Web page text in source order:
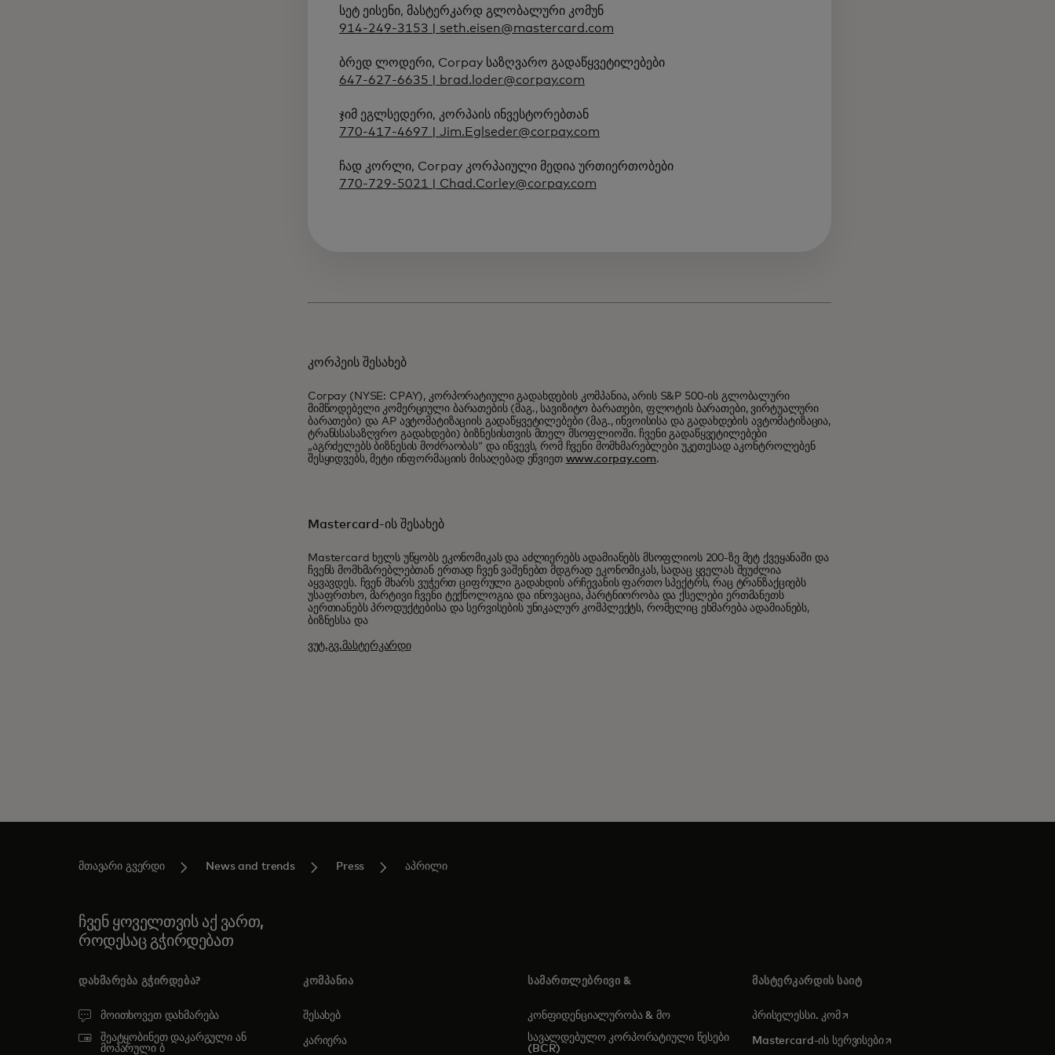
სეტ ეისენი, მასტერკარდ გლობალური კომუნ
914-249-3153 | seth.eisen@mastercard.com
ბრედ ლოდერი, Corpay საზღვარო გადაწყვეტილებები
647-627-6635 | brad.loder@corpay.com
ჯიმ ეგლსედერი, კორპაის ინვესტორებთან
770-417-4697 | Jim.Eglseder@corpay.com
ჩად კორლი, Corpay კორპაიული მედია ურთიერთობები
770-729-5021 | Chad.Corley@corpay.com
კორპეის შესახებ
Corpay (NYSE: CPAY), კორპორატიული გადახდების კომპანია, არის S&P 500-ის გლობალური
მიმწოდებელი კომერციული ბარათების (მაგ., სავიზიტო ბარათები, ფლოტის ბარათები, ვირტუალური
ბარათები) და AP ავტომატიზაციის გადაწყვეტილებები (მაგ., ინვოისისა და გადახდების ავტომატიზაცია,
ტრანსსასაზღვრო გადახდები) ბიზნესისთვის მთელ მსოფლიოში. ჩვენი გადაწყვეტილებები
„აგრძელებს ბიზნესის მოძრაობას“ და იწვევს, რომ ჩვენი მომხმარებლები უკეთესად აკონტროლებენ
შესყიდვებს, მეტი ინფორმაციის მისაღებად ეწვიეთ www.corpay.com.
Mastercard-ის შესახებ
Mastercard ხელს უწყობს ეკონომიკას და აძლიერებს ადამიანებს მსოფლიოს 200-ზე მეტ ქვეყანაში და
ჩვენს მომხმარებლებთან ერთად ჩვენ ვაშენებთ მდგრად ეკონომიკას, სადაც ყველას შეუძლია
აყვავდეს. ჩვენ მხარს ვუჭერთ ციფრული გადახდის არჩევანის ფართო სპექტრს, რაც ტრანზაქციებს
უსაფრთხო, მარტივი ჩვენი ტექნოლოგია და ინოვაცია, პარტნიორობა და ქსელები ერთმანეთს
აერთიანებს პროდუქტებისა და სერვისების უნიკალურ კომპლექტს, რომელიც ეხმარება ადამიანებს,
ბიზნესსა და
ვუტ.გვ.მასტერკარდი
მთავარი გვერდი News and trends Press აპრილი
ჩვენ ყოველთვის აქ ვართ,
როდესაც გჭირდებათ
ᲓᲐᲮᲛᲐᲠᲔᲑᲐ ᲒᲭᲘᲠᲓᲔᲑᲐ?
მოითხოვეთ დახმარება
შეატყობინეთ დაკარგული ან
მოპარული ბ
ᲙᲝᲛᲞᲐᲜᲘᲐ
შესახებ
კარიერა
ᲡᲐᲛᲐᲠᲗᲚᲔᲑᲠᲘᲕᲘ &
კონფიდენციალურობა & მო
სავალდებულო კორპორატიული წესები
(BCR)
ᲛᲐᲡᲢᲔᲠᲙᲐᲠᲓᲘᲡ ᲡᲐᲘᲢ
პრისელესსი. კომopens in a new tab
Mastercard-ის სერვისებიopens in a new tab